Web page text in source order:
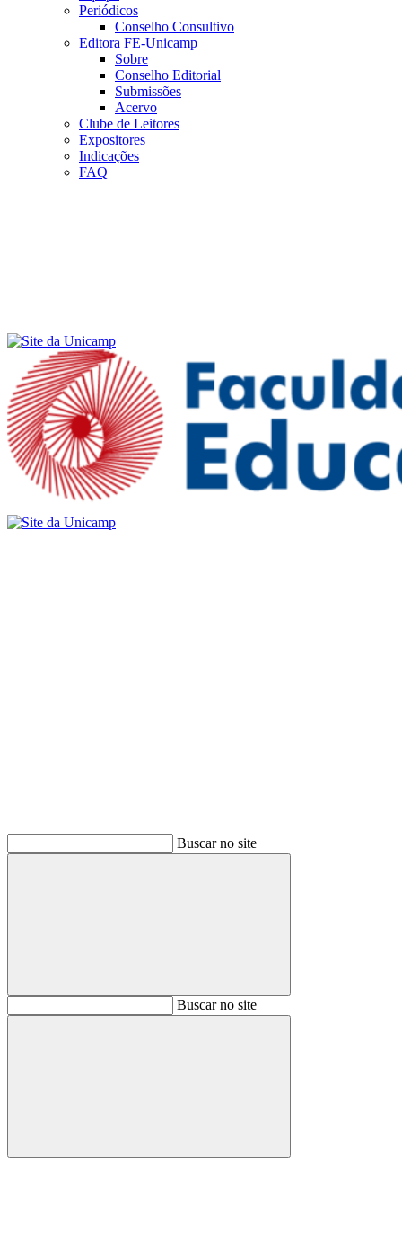
Periódicos
Conselho Consultivo
Editora FE-Unicamp
Sobre
Conselho Editorial
Submissões
Acervo
Clube de Leitores
Expositores
Indicações
FAQ
Buscar no site
BuscarBuscar no site
Buscar